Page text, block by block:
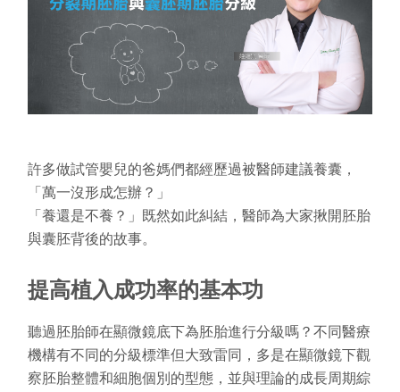
許多做試管嬰兒的爸媽們都經歷過被醫師建議養囊，
「萬一沒形成怎辦？」
「養還是不養？」既然如此糾結，醫師為大家揪開胚胎
與囊胚背後的故事。
提高植入成功率的基本功
聽過胚胎師在顯微鏡底下為胚胎進行分級嗎？不同醫療
機構有不同的分級標準但大致雷同，多是在顯微鏡下觀
察胚胎整體和細胞個別的型態，並與理論的成長周期綜